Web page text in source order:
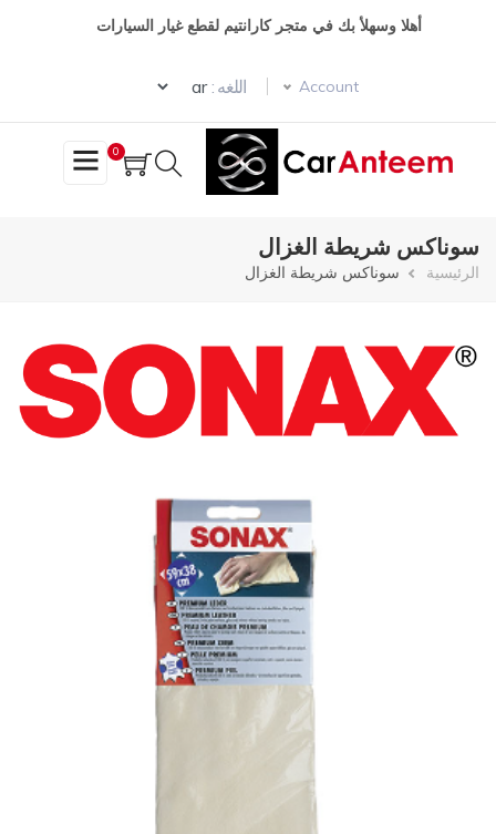
أهلا وسهلأ بك في متجر كارانتيم لقطع غيار السيارات
Account اللغه :
Select your language
0
سوناكس شريطة الغزال
مسار
الرئيسية سوناكس شريطة الغزال